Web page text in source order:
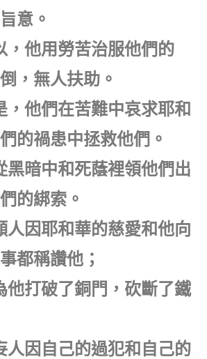
意。
，他用勞苦治服他們的
，無人扶助。
，他們在苦難中哀求耶和
的禍患中拯救他們。
黑暗中和死蔭裡領他們出
的綁索。
人因耶和華的慈愛和他向
都稱讚他；
他打破了銅門，砍斷了鐵
人因自己的過犯和自己的